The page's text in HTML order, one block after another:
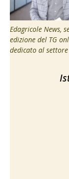
Edagricole News,
edizione del TG
dedicato al